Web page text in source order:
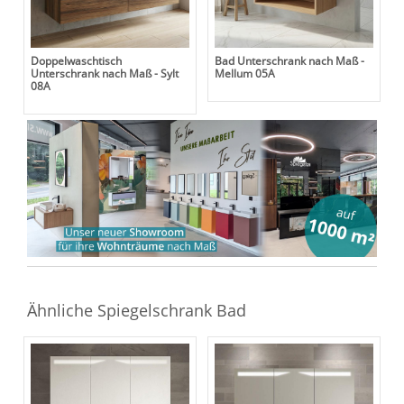
Doppelwaschtisch
Unterschrank nach Maß - Sylt
08A
Bad Unterschrank nach Maß -
Mellum 05A
Ähnliche Spiegelschrank Bad